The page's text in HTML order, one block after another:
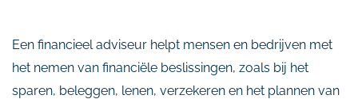
Een financieel adviseur helpt mensen en bedrijven met
het nemen van financiële beslissingen, zoals bij het
sparen, beleggen, lenen, verzekeren en het plannen van